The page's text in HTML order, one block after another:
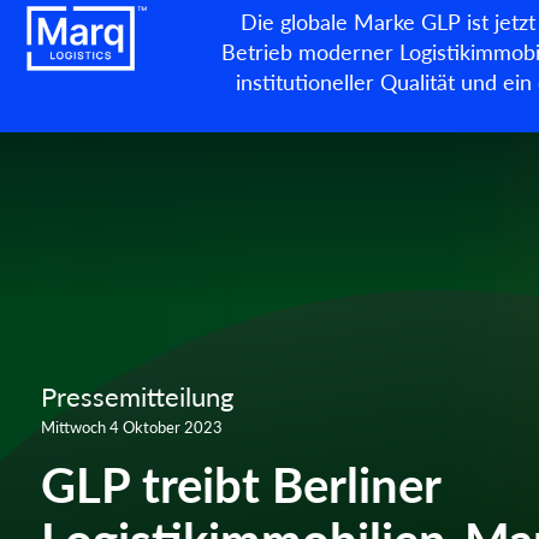
Die globale Marke GLP ist
Betrieb moderner
institutioneller Qualität und ein
Pressemitteilung
Mittwoch 4 Oktober 2023
GLP treibt Berliner